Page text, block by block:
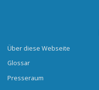
Über diese Webseite
Glossar
Presseraum